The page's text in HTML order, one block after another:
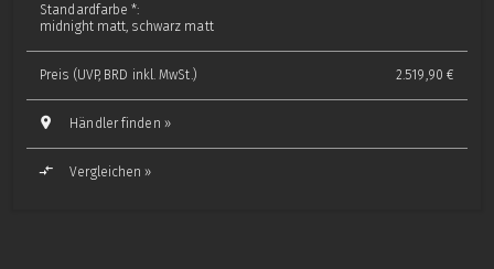
Standardfarbe *:
midnight matt, schwarz matt
Preis (UVP, BRD inkl. MwSt.) 2.519,90 €
Händler finden »
Vergleichen »